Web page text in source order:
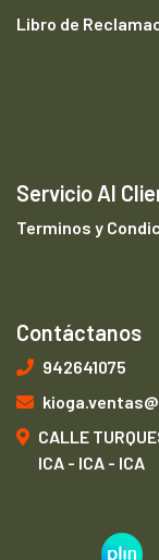
Libro de
Servicio Al
Terminos y
Contáctanos
942641075
CALLE
ICA - ICA - ICA